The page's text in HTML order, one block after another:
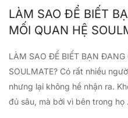
LÀM SAO ĐỂ BIẾT
MỐI QUAN HỆ
LÀM SAO ĐỂ BIẾT BẠN ĐANG
SOULMATE? Có rất nhiều
nhưng lại không hề nhận ra.
đủ sâu, mà bởi vì bên trong họ